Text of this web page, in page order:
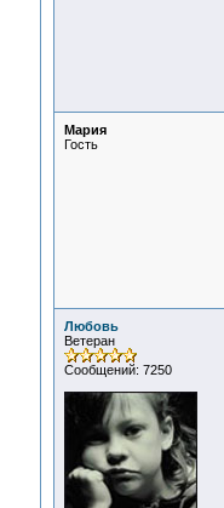
Мария
Гость
Любовь
Ветеран
Сообщений: 7250